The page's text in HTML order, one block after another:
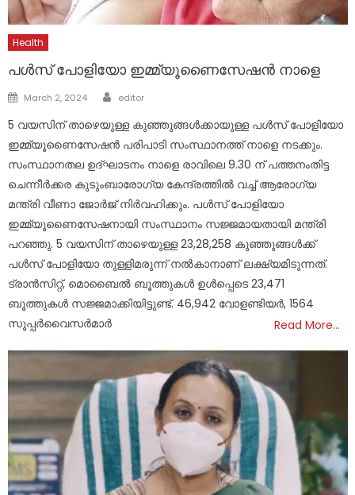
Health
പള്‍സ് പോളിയോ ഇമ്മ്യൂണൈസേഷന്‍ നാളെ
Posted
March 2, 2024 Author
editor
5 വയസിന് താഴെയുള്ള കുഞ്ഞുങ്ങള്‍ക്കായുള്ള പള്‍സ് പോളിയോ
ഇമ്മ്യൂണൈസേഷന്‍ പരിപാടി സംസ്ഥാനത്ത് നാളെ നടക്കും.
സംസ്ഥാനതല ഉദ്ഘാടനം നാളെ രാവിലെ 9.30 ന് പത്തനംതിട്ട
ചെന്നീര്‍ക്കര കുടുംബാരോഗ്യ കേന്ദ്രത്തില്‍ വച്ച് ആരോഗ്യ
മന്ത്രി വീണാ ജോര്‍ജ് നിര്‍വഹിക്കും. പള്‍സ് പോളിയോ
ഇമ്മ്യൂണൈസേഷനായി സംസ്ഥാനം സജ്ജമായതായി മന്ത്രി
പറഞ്ഞു. 5 വയസിന് താഴെയുള്ള 23,28,258 കുഞ്ഞുങ്ങള്‍ക്ക്
പള്‍സ് പോളിയോ തുള്ളിമരുന്ന് നല്‍കാനാണ് ലക്ഷ്യമിടുന്നത്.
ട്രാന്‍സിറ്റ്, മൊബൈല്‍ ബൂത്തുകള്‍ ഉള്‍പ്പെടെ 23,471
ബൂത്തുകള്‍ സജ്ജമാക്കിയിട്ടുണ്ട്. 46,942 വോളണ്ടിയര്‍, 1564
സൂപ്പര്‍വൈസര്‍മാര്‍
Read More…